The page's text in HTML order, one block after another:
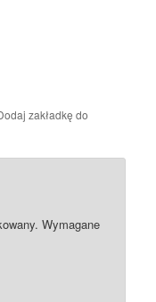
zakładkę do
Wymagane